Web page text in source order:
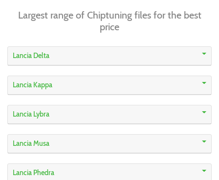
Largest range of Chiptuning files for the best
price
Lancia Delta
Lancia Kappa
Lancia Lybra
Lancia Musa
Lancia Phedra